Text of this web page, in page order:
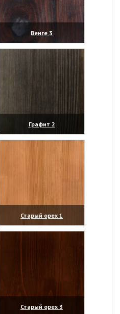
Венге 3
(увеличить)
Графит 2
(увеличить)
Старый орех 1
(увеличить)
Старый орех 3